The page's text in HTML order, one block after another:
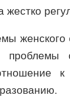
жестко
проблемы